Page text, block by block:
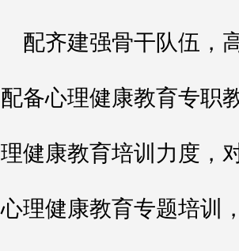
配齐建强骨干队伍，
配备心理健康教育专职
理健康教育培训力度，
心理健康教育专题培训